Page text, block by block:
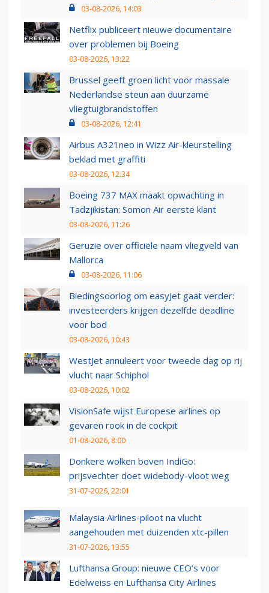
03-08-2026, 14:03
Netflix publiceert nieuwe documentaire
over problemen bij Boeing
03-08-2026, 13:22
Brussel geeft groen licht voor massale
Nederlandse steun aan duurzame
vliegtuigbrandstoffen
03-08-2026, 12:41
Airbus A321neo in Wizz Air-kleurstelling
beklad met graffiti
03-08-2026, 12:34
Boeing 737 MAX maakt opwachting in
Tadzjikistan: Somon Air eerste klant
03-08-2026, 11:26
Geruzie over officiële naam vliegveld van
Mallorca
03-08-2026, 11:06
Biedingsoorlog om easyJet gaat verder:
investeerders krijgen dezelfde deadline
voor bod
03-08-2026, 10:43
WestJet annuleert voor tweede dag op rij
vlucht naar Schiphol
03-08-2026, 10:02
VisionSafe wijst Europese airlines op
gevaren rook in de cockpit
01-08-2026, 8:00
Donkere wolken boven IndiGo:
prijsvechter doet widebody-vloot weg
31-07-2026, 22:01
Malaysia Airlines-piloot na vlucht
aangehouden met duizenden xtc-pillen
31-07-2026, 13:55
Lufthansa Group: nieuwe CEO’s voor
Edelweiss en Lufthansa City Airlines